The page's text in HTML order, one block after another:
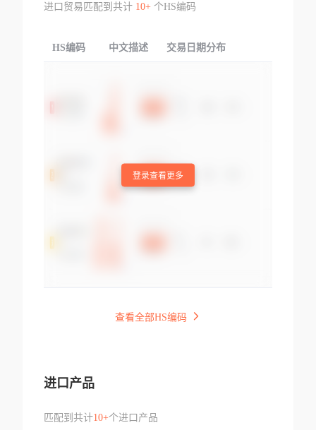
进口贸易匹配到共计 10+个HS编码
HS编码 中文描述 交易日期分布
登录查看更多
查看全部HS编码
进口产品
匹配到共计10+个进口产品